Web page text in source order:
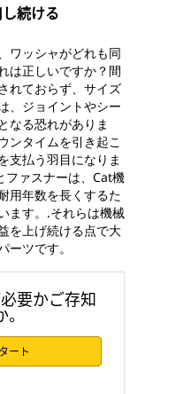
続ける
ワッシャがどれも同
は正しいですか？間
れておらず、サイズ
、ジョイントやシー
なる恐れがありま
ンタイムを引き起こ
支払う羽目になりま
ァスナーは、Cat機
用年数を長くするた
ます。.それらは機械
を上げ続ける点で大
ーツです。
要かご存知
。
ート